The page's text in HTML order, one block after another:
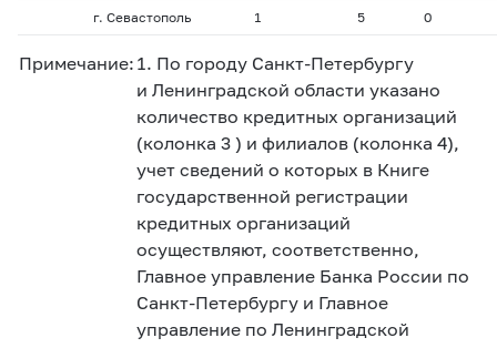
г. Севастополь 1 5 0
Примечание: 1. По городу Санкт-Петербургу
и Ленинградской области указано
количество кредитных организаций
(колонка 3 ) и филиалов (колонка 4),
учет сведений о которых в Книге
государственной регистрации
кредитных организаций
осуществляют, соответственно,
Главное управление Банка России по
Санкт-Петербургу и Главное
управление по Ленинградской